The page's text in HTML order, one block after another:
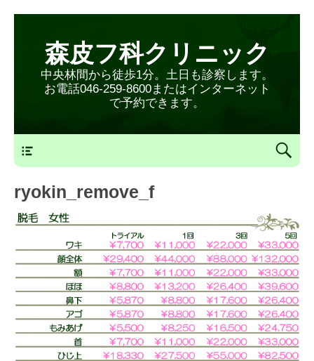
森皮フ科クリニック
中央林間から徒歩1分。土日も診察します。
お電話046-259-8600またはインターネット
で予約できます。
ryokin_remove_f